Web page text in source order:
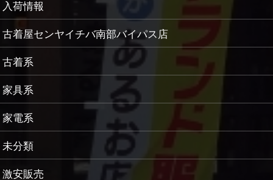
入荷情報
古着屋センヤイチバ南部バイパス店
古着系
家具系
家電系
未分類
激安販売